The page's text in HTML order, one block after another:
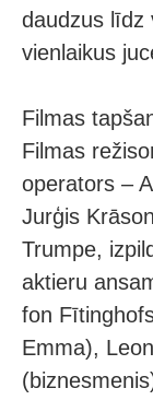
daudzus līdz
vienlaikus
Filmas
Filmas
operators –
Jurģis
Trumpe,
aktieru
fon
Emma),